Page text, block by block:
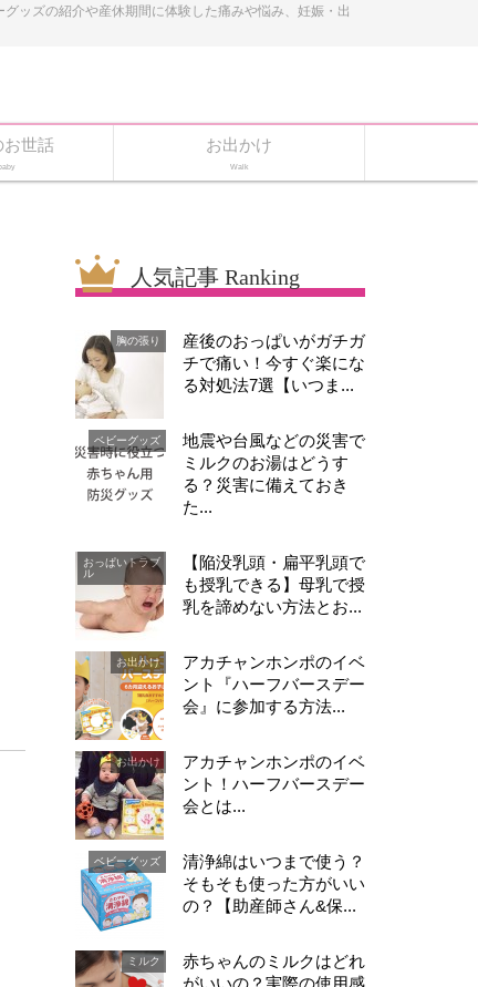
ッズの紹介や産休期間に体験した痛みや悩み、妊娠・出
お世話 お出かけ
Walk
人気記事 Ranking
胸の張り
産後のおっぱいがガチガ
チで痛い！今すぐ楽にな
る対処法7選【いつま...
ベビーグッズ
地震や台風などの災害で
ミルクのお湯はどうす
る？災害に備えておき
た...
おっぱいトラブ
ル
【陥没乳頭・扁平乳頭で
も授乳できる】母乳で授
乳を諦めない方法とお...
お出かけ
アカチャンホンポのイベ
ント『ハーフバースデー
会』に参加する方法...
お出かけ
アカチャンホンポのイベ
ント！ハーフバースデー
会とは...
ベビーグッズ
清浄綿はいつまで使う？
そもそも使った方がいい
の？【助産師さん&保...
ミルク
赤ちゃんのミルクはどれ
がいいの？実際の使用感